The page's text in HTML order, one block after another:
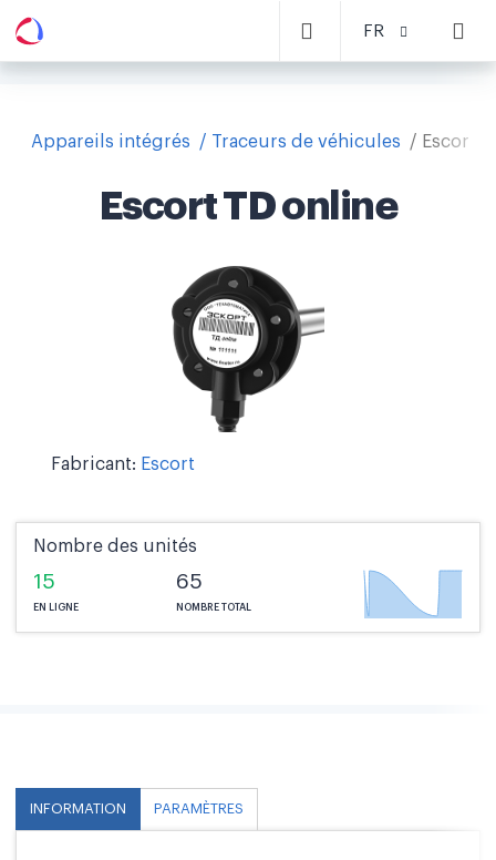
FR
Appareils intégrés Traceurs de véhicules Escort
Escort TD online
Fabricant: Escort
Nombre des unités
15
EN LIGNE
65
NOMBRE TOTAL
INFORMATION PARAMÈTRES